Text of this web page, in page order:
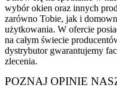
wybór okien oraz innych
zarówno Tobie, jak i
użytkowania. W ofercie
na całym świecie
dystrybutor gwarantujemy
zlecenia.
POZNAJ OPINIE